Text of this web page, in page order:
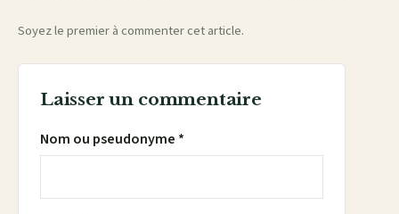
Soyez le premier à commenter cet article.
Laisser un commentaire
Nom ou pseudonyme *